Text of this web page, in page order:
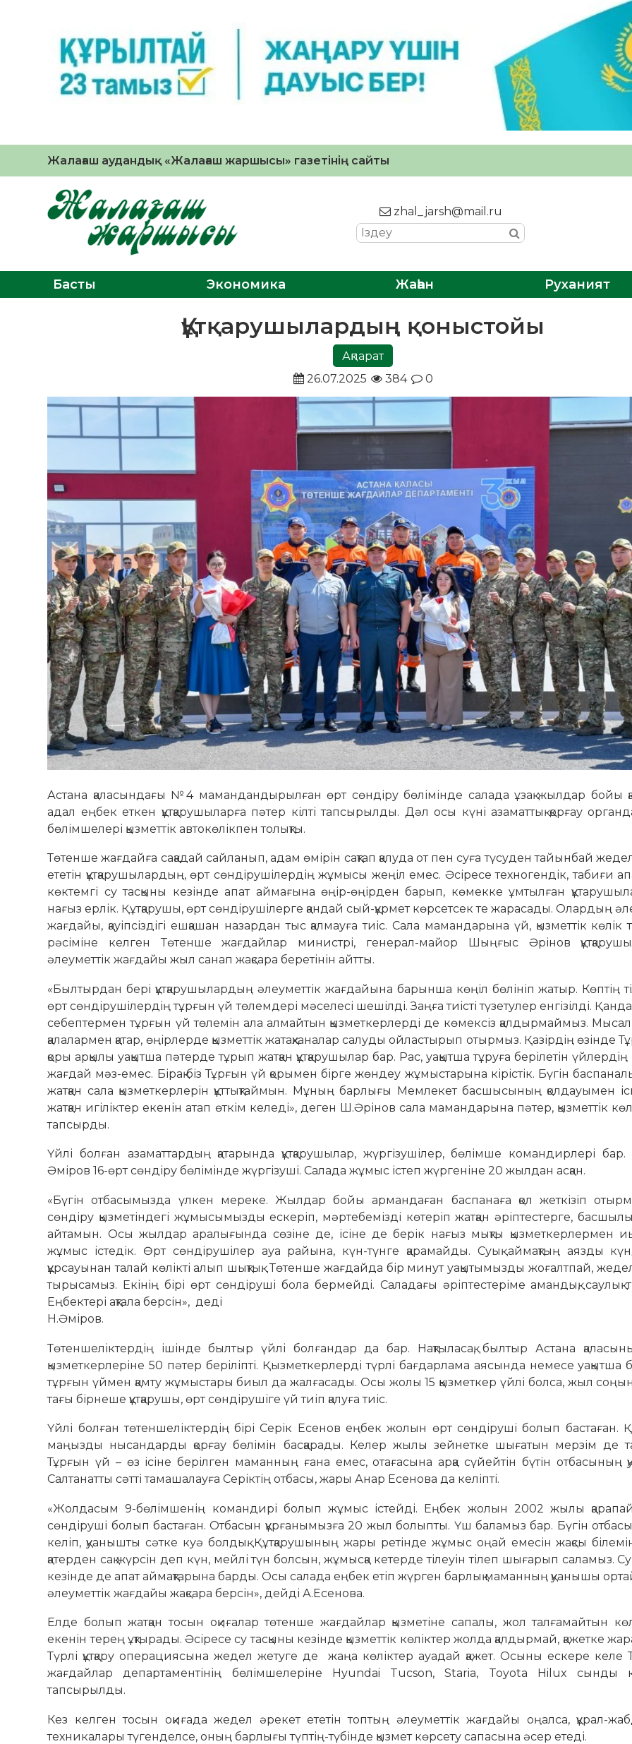
Жалағаш аудандық «Жалағаш жаршысы» газетінің сайты
zhal_jarsh@mail.ru
Басты Экономика Жаһан Руханият
Құтқарушылардың қоныстойы
Ақпарат
26.07.2025
384 0
Астана қаласындағы №4 мамандандырылған өрт сөндіру бөлімінде салада ұзақ жылдар бойы
адал еңбек еткен құтқарушыларға пәтер кілті тапсырылды. Дәл осы күні азаматтық қорғау
бөлімшелері қызметтік автокөлікпен толықты.
Төтенше жағдайға сақадай сайланып, адам өмірін сақтап қалуда от пен суға түсуден тайынбай
ететін құтқарушылардың, өрт сөн­дірушілердің жұмысы жеңіл емес. Әсіресе техногендік, табиғи
көктемгі су тасқыны кезінде апат аймағына өңір-өңірден барып, көмекке ұмтылған
нағыз ерлік. Құтқарушы, өрт сөндірушілерге қандай сый-құрмет көрсетсек те жарасады. Олардың
жағдайы, қауіпсіздігі ешқашан назардан тыс қалмауға тиіс. Сала мамандарына үй, қызметтік көлік
рәсіміне келген Төтенше жағдайлар министрі, генерал-майор Шыңғыс Әрінов
әлеуметтік жағдайы жыл санап жақсара беретінін айтты.
«Былтырдан бері құтқарушылардың әлеуметтік жағдайына барынша көңіл бөлініп жатыр. Көптің
өрт сөндірушілердің тұрғын үй төлемдері мәселесі шешілді. Заңға тиісті түзету­лер енгізілді.
себептермен тұрғын үй төлемін ала алмай­тын қызметкерлерді де көмексіз қалдыр­маймыз.
қалалармен қатар, өңірлерде қызметтік жатақханалар салуды ойластырып отырмыз. Қазірдің өзінде
қоры арқылы уақытша пәтерде тұрып жатқан құтқарушылар бар. Рас, уақытша тұруға берілетін
жағдай мәз-емес. Бірақ біз Тұрғын үй қорымен бірге жөндеу жұмыстарына кірістік. Бүгін
жатқан сала қызметкерлерін құттықтаймын. Мұның барлығы Мемлекет басшысының қолдауымен
жатқан игіліктер екенін атап өткім келеді», деген Ш.Әрінов сала мамандарына пәтер, қызметтік
тапсырды.
Үйлі болған азаматтардың қатарында құтқарушылар, жүргізушілер, бөлімше командирлері
Әміров 16-өрт сөндіру бөлімінде жүргізуші. Салада жұмыс істеп жүргеніне 20 жылдан асқан.
«Бүгін отбасымызда үлкен мереке. Жылдар бойы армандаған бас­панаға қол жеткізіп
сөндіру қызметіндегі жұмысымызды ескеріп, мәртебемізді көтеріп жатқан әріптестерге,
айтамын. Осы жылдар аралығында сөзіне де, ісіне де берік нағыз мықты қызмет­керлермен
жұмыс істедік. Өрт сөндірушілер ауа райына, күн-түнге қарамайды. Суық аймақтың аязды
құрсауынан талай көлікті алып шықтық. Төтенше жағдайда бір минут уақытымызды жоғалтпай,
тырысамыз. Екінің бірі өрт сөндіруші бола бермейді. Саладағы әріптестеріме амандық, саулық
Еңбектері ақтала берсін», деді
Н.Әміров.
Төтеншеліктердің ішінде былтыр үйлі болғандар да бар. Нақтыласақ, был­тыр Астана
қызметкерлеріне 50 пәтер беріліпті. Қызметкерлерді түрлі бағдарлама аясында немесе уақытша
тұрғын үймен қамту жұмыстары биыл да жалғасады. Осы жолы 15 қызметкер үйлі болса, жыл
тағы бірнеше құтқарушы, өрт сөндірушіге үй тиіп қалуға тиіс.
Үйлі болған төтеншеліктердің бірі Серік Есенов еңбек жолын өрт сөндіруші болып бастаған.
маңызды нысандарды қорғау бөлімін басқарады. Келер жылы зейнетке шығатын мерзім де
Тұрғын үй – өз ісіне берілген маманның ғана емес, отағасына арқа сүйейтін бүтін отбасының
Салтанатты сәтті тамашалауға Серіктің отбасы, жары Анар Есенова да келіпті.
«Жолдасым 9-бөлімшенің командирі болып жұмыс істейді. Еңбек жолын 2002 жылы
сөндіруші болып бастаған. Отбасын құрғанымызға 20 жыл болыпты. Үш баламыз бар. Бүгін
келіп, қуанышты сәтке куә болдық. Құтқарушының жары ретінде жұмыс оңай емесін жақсы
қатерден сақ жүрсін деп күн, мейлі түн болсын, жұмысқа кетерде тілеуін тілеп шығарып саламыз. Су
кезінде де апат аймақтарына барды. Осы салада еңбек етіп жүрген барлық маманның қуанышы
әлеуметтік жағдайы жақсара берсін», дейді А.Есенова.
Елде болып жатқан тосын оқиғалар төтенше жағдайлар қызметіне сапалы, жол талғамайтын
екенін терең ұқтырады. Әсіресе су тасқыны кезін­де қызметтік көліктер жолда қал­дыр­май, қажетке
Түрлі құтқа­ру операциясына жедел жетуге де жаңа көліктер ауадай қажет. Осыны еске­ре келе
жағдайлар депар­тамен­тінің бөлімшелеріне Hyundai Tucson, Staria, Toyota Hilux сынды
тапсырылды.
Кез келген тосын оқиғада жедел әрекет ететін топтың әлеуметтік жағдайы оңалса, құрал-
техникалары түгенделсе, оның барлығы түптің-түбінде қызмет көрсету сапасына әсер етеді.